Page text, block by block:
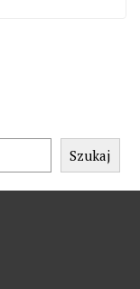
Szukaj